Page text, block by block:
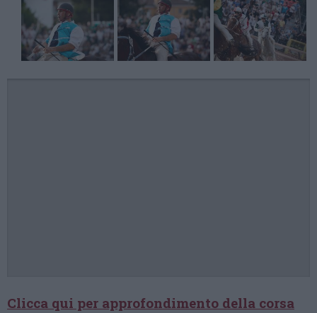
Clicca qui per approfondimento della corsa